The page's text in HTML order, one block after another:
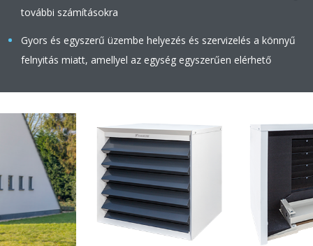
további számításokra
Gyors és egyszerű üzembe helyezés és szervizelés a könnyű
felnyitás miatt, amellyel az egység egyszerűen elérhető